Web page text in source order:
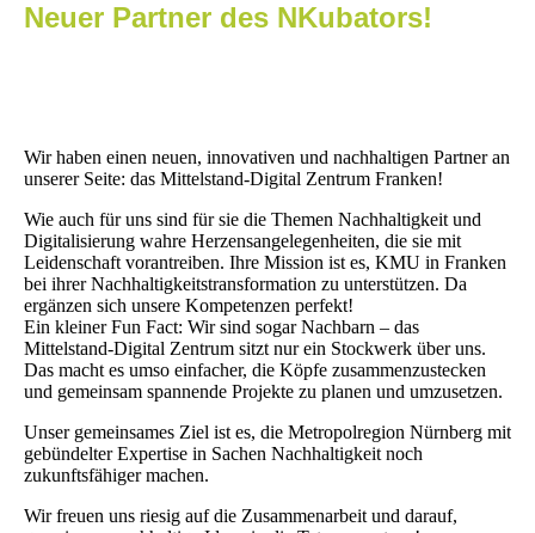
Neuer Partner des NKubators!
Wir haben einen neuen, innovativen und nachhaltigen Partner an
unserer Seite: das Mittelstand-Digital Zentrum Franken!
Wie auch für uns sind für sie die Themen Nachhaltigkeit und
Digitalisierung wahre Herzensangelegenheiten, die sie mit
Leidenschaft vorantreiben. Ihre Mission ist es, KMU in Franken
bei ihrer Nachhaltigkeitstransformation zu unterstützen. Da
ergänzen sich unsere Kompetenzen perfekt!
Ein kleiner Fun Fact: Wir sind sogar Nachbarn – das
Mittelstand-Digital Zentrum sitzt nur ein Stockwerk über uns.
Das macht es umso einfacher, die Köpfe zusammenzustecken
und gemeinsam spannende Projekte zu planen und umzusetzen.
Unser gemeinsames Ziel ist es, die Metropolregion Nürnberg mit
gebündelter Expertise in Sachen Nachhaltigkeit noch
zukunftsfähiger machen.
Wir freuen uns riesig auf die Zusammenarbeit und darauf,